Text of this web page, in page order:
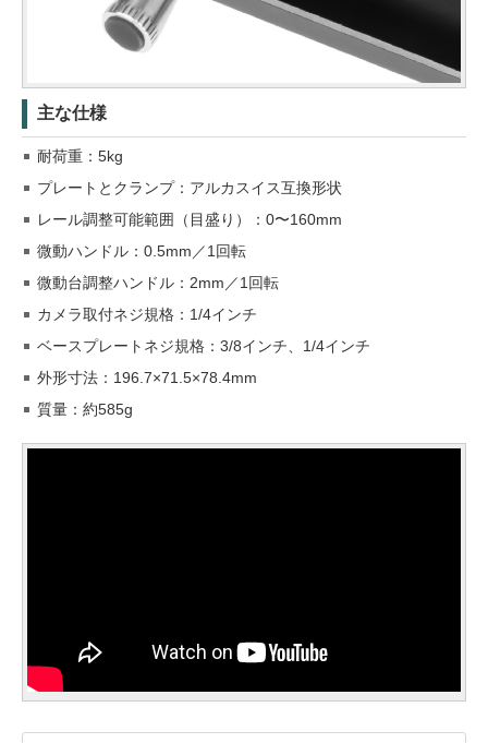
主な仕様
耐荷重：5kg
プレートとクランプ：アルカスイス互換形状
レール調整可能範囲（目盛り）：0〜160mm
微動ハンドル：0.5mm／1回転
微動台調整ハンドル：2mm／1回転
カメラ取付ネジ規格：1/4インチ
ベースプレートネジ規格：3/8インチ、1/4インチ
外形寸法：196.7×71.5×78.4mm
質量：約585g